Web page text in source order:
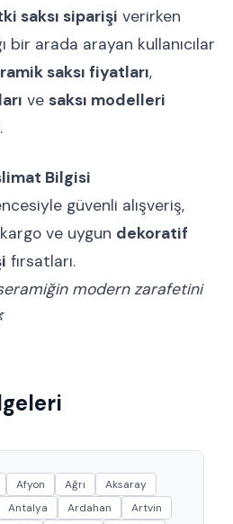
saksı siparişi verirken
bir arada arayan kullanıcılar
saksı fiyatları,
ve saksı modelleri
Bilgisi
güvenli alışveriş,
ve uygun dekoratif
fırsatları.
modern zarafetini
Afyon Ağrı
Aksaray
Antalya Ardahan
Artvin